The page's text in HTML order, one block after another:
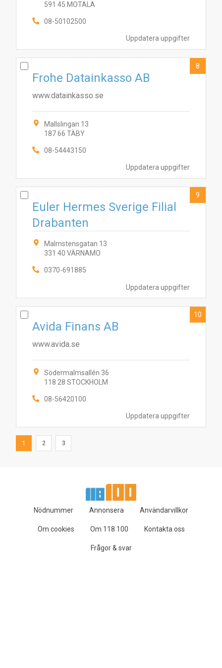
Uppdatera uppgifter
591 45 MOTALA
08-50102500
Uppdatera uppgifter
Frohe Datainkasso AB
www.datainkasso.se
Mallslingan 13
187 66 TÄBY
08-54443150
8
Uppdatera uppgifter
Euler Hermes Sverige Filial
Drabanten
Malmstensgatan 13
331 40 VÄRNAMO
0370-691885
9
Uppdatera uppgifter
Avida Finans AB
www.avida.se
Södermalmsallén 36
118 28 STOCKHOLM
08-56420100
10
1 2 3
Nödnummer Annonsera Användarvillkor
Om cookies Om 118 100 Kontakta oss
Frågor & svar